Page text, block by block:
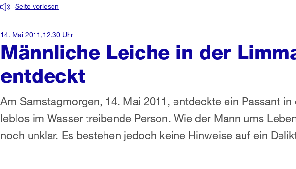
Männliche Leiche in der
entdeckt
Seite vorlesen
Am Samstagmorgen, 14. Mai 2011, entdeckte ein Passant in
leblos im Wasser treibende Person. Wie der Mann ums
noch unklar. Es bestehen jedoch keine Hinweise auf ein
14. Mai 2011,12.30 Uhr